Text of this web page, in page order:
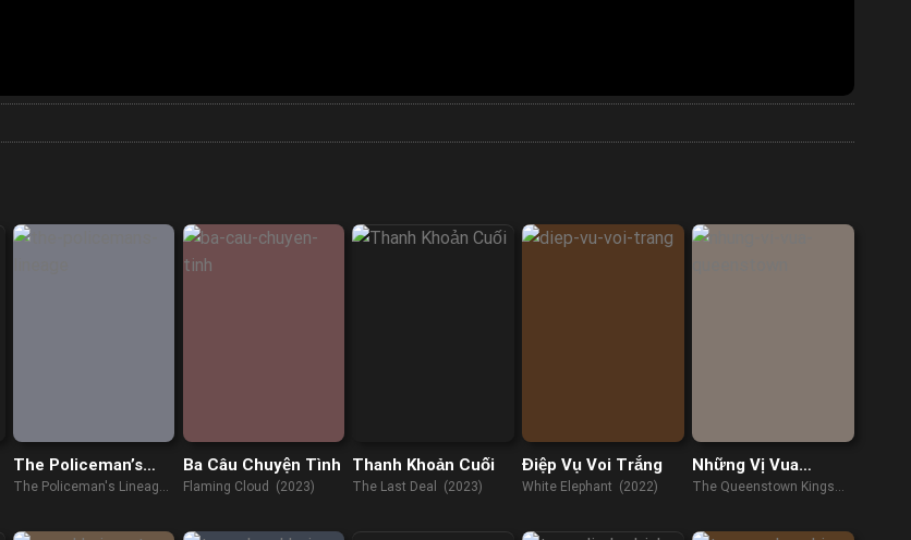
The Policeman’s
Lineage
The Policeman's Lineage
Ba Câu Chuyện Tình
Flaming Cloud (2023)
Thanh Khoản Cuối
The Last Deal (2023)
Điệp Vụ Voi Trắng
White Elephant (2022)
Những Vị Vua
Queenstown
The Queenstown Kings